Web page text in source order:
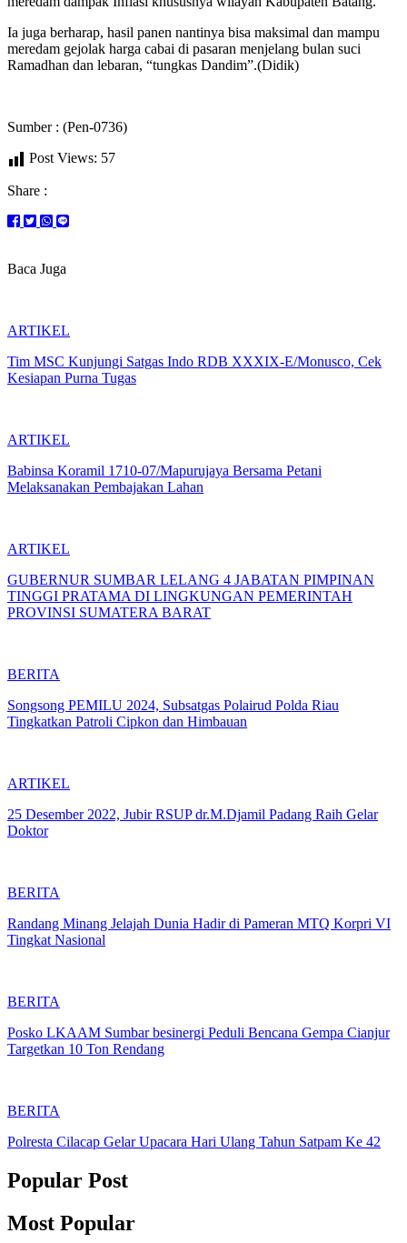
Ia juga berharap, hasil panen nantinya bisa maksimal dan mampu
meredam gejolak harga cabai di pasaran menjelang bulan suci
Ramadhan dan lebaran, “tungkas Dandim”.(Didik)
Sumber : (Pen-0736)
Post Views: 57
Share :
Baca Juga
ARTIKEL
Tim MSC Kunjungi Satgas Indo RDB XXXIX-E/Monusco, Cek
Kesiapan Purna Tugas
ARTIKEL
Babinsa Koramil 1710-07/Mapurujaya Bersama Petani
Melaksanakan Pembajakan Lahan
ARTIKEL
GUBERNUR SUMBAR LELANG 4 JABATAN PIMPINAN
TINGGI PRATAMA DI LINGKUNGAN PEMERINTAH
PROVINSI SUMATERA BARAT
BERITA
Songsong PEMILU 2024, Subsatgas Polairud Polda Riau
Tingkatkan Patroli Cipkon dan Himbauan
ARTIKEL
25 Desember 2022, Jubir RSUP dr.M.Djamil Padang Raih Gelar
Doktor
BERITA
Randang Minang Jelajah Dunia Hadir di Pameran MTQ Korpri VI
Tingkat Nasional
BERITA
Posko LKAAM Sumbar besinergi Peduli Bencana Gempa Cianjur
Targetkan 10 Ton Rendang
BERITA
Polresta Cilacap Gelar Upacara Hari Ulang Tahun Satpam Ke 42
Popular Post
Most Popular